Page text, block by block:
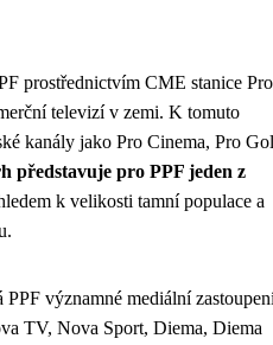
prostřednictvím CME stanice Pro
televizí v zemi. K tomuto
kanály jako Pro Cinema, Pro
představuje pro PPF jeden z
k velikosti tamní populace a
významné mediální
TV, Nova Sport, Diema, Diema